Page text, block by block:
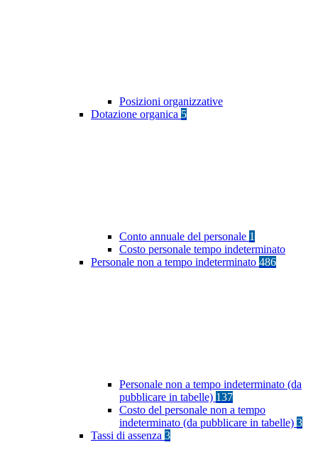
Posizioni organizzative
Dotazione organica 5
Conto annuale del personale 1
Costo personale tempo indeterminato
Personale non a tempo indeterminato 486
Personale non a tempo indeterminato (da
pubblicare in tabelle) 137
Costo del personale non a tempo
indeterminato (da pubblicare in tabelle) 3
Tassi di assenza 3